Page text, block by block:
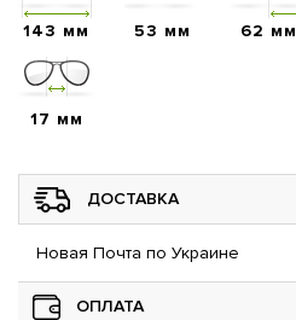
143 мм 53 мм 62 мм
17 мм
ДОСТАВКА
Новая Почта по Украине
ОПЛАТА